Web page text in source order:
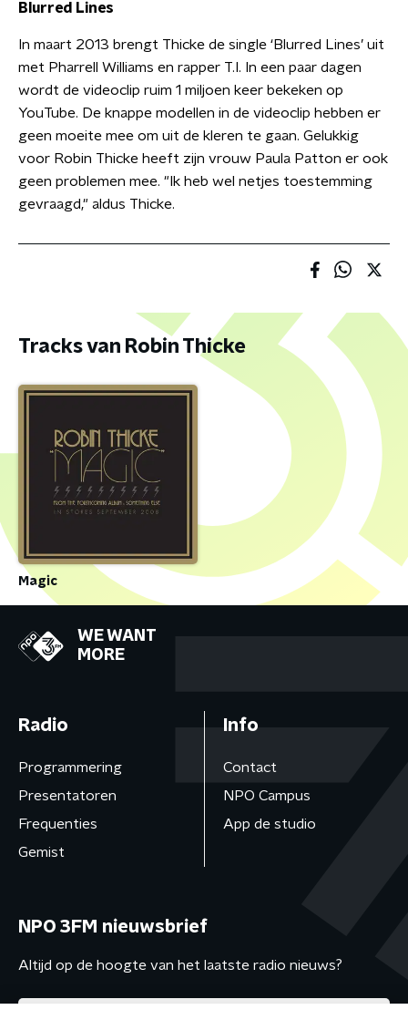
Blurred Lines
In maart 2013 brengt Thicke de single ‘Blurred Lines’ uit
met Pharrell Williams en rapper T.I. In een paar dagen
wordt de videoclip ruim 1 miljoen keer bekeken op
YouTube. De knappe modellen in de videoclip hebben er
geen moeite mee om uit de kleren te gaan. Gelukkig
voor Robin Thicke heeft zijn vrouw Paula Patton er ook
geen problemen mee. "Ik heb wel netjes toestemming
gevraagd," aldus Thicke.
Tracks van Robin Thicke
Magic
WE WANT
MORE
Radio
Programmering
Presentatoren
Frequenties
Gemist
Info
Contact
NPO Campus
App de studio
NPO 3FM nieuwsbrief
Altijd op de hoogte van het laatste radio nieuws?